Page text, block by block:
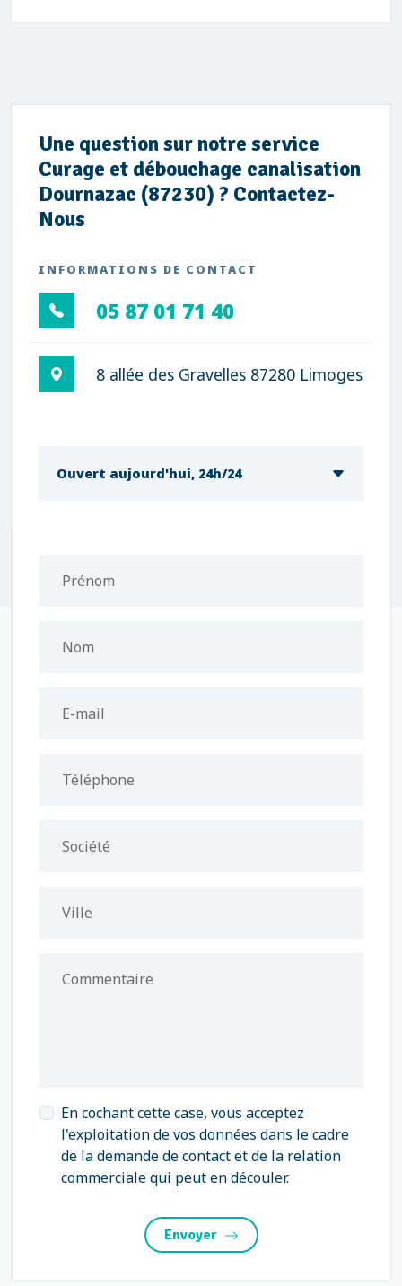
Une question sur notre service
Curage et débouchage canalisation
Dournazac (87230) ? Contactez-
Nous
INFORMATIONS DE CONTACT
05 87 01 71 40
8 allée des Gravelles 87280 Limoges
Ouvert aujourd'hui, 24h/24
Prénom
Nom
E-mail
Téléphone
Société
Ville
Commentaire
En cochant cette case, vous acceptez
l'exploitation de vos données dans le cadre
de la demande de contact et de la relation
commerciale qui peut en découler.
Envoyer